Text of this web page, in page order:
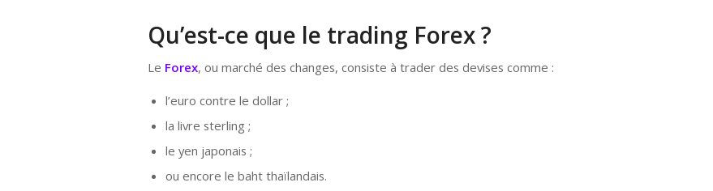
Qu’est-ce que le trading Forex ?
Le Forex, ou marché des changes, consiste à trader des devises comme :
l’euro contre le dollar ;
la livre sterling ;
le yen japonais ;
ou encore le baht thaïlandais.